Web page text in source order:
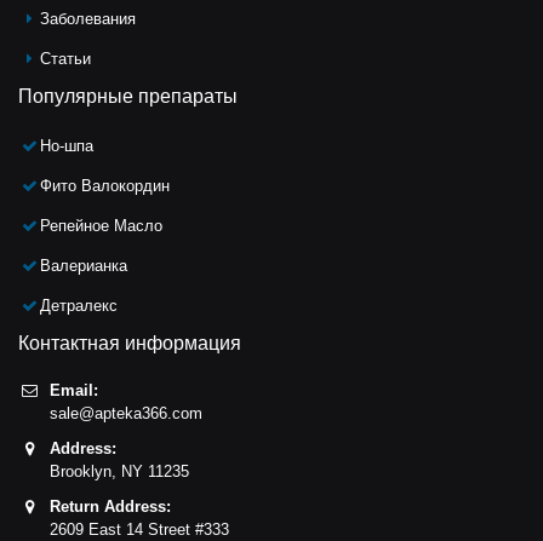
Заболевания
Статьи
Популярные препараты
Но-шпа
Фито Валокордин
Репейное Масло
Валерианка
Детралекс
Контактная информация
Email:
sale@apteka366.com
Address:
Brooklyn,
NY 11235
Return Address:
2609 East 14 Street #333